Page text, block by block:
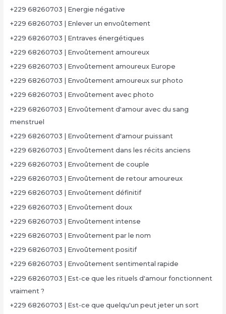
+229 68260703 | Energie négative
+229 68260703 | Enlever un envoûtement
+229 68260703 | Entraves énergétiques
+229 68260703 | Envoûtement amoureux
+229 68260703 | Envoûtement amoureux Europe
+229 68260703 | Envoûtement amoureux sur photo
+229 68260703 | Envoûtement avec photo
+229 68260703 | Envoûtement d'amour avec du sang
menstruel
+229 68260703 | Envoûtement d'amour puissant
+229 68260703 | Envoûtement dans les récits anciens
+229 68260703 | Envoûtement de couple
+229 68260703 | Envoûtement de retour amoureux
+229 68260703 | Envoûtement définitif
+229 68260703 | Envoûtement doux
+229 68260703 | Envoûtement intense
+229 68260703 | Envoûtement par le nom
+229 68260703 | Envoûtement positif
+229 68260703 | Envoûtement sentimental rapide
+229 68260703 | Est-ce que les rituels d'amour fonctionnent
vraiment ?
+229 68260703 | Est-ce que quelqu'un peut jeter un sort